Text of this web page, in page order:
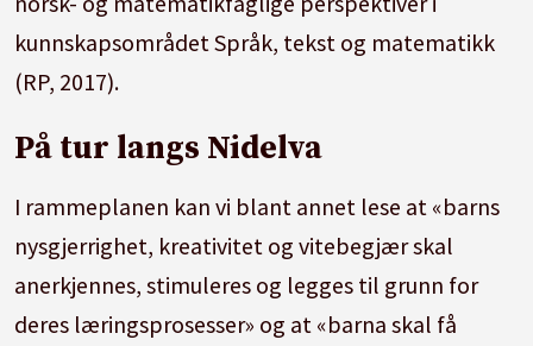
kunnskapsområdet Språk, tekst og matematikk
(RP, 2017).
På tur langs Nidelva
I rammeplanen kan vi blant annet lese at «barns
nysgjerrighet, kreativitet og vitebegjær skal
anerkjennes, stimuleres og legges til grunn for
deres læringsprosesser» og at «barna skal få